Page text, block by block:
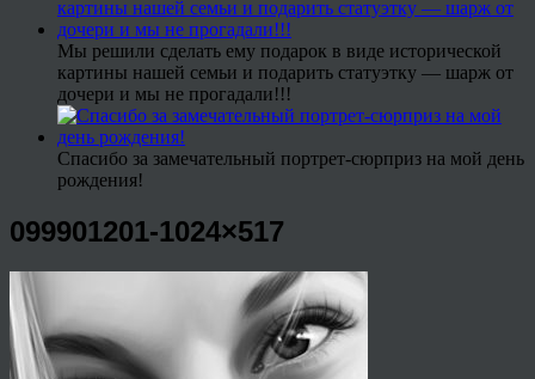
Мы решили сделать ему подарок в виде исторической
картины нашей семьи и подарить статуэтку — шарж от
дочери и мы не прогадали!!!
Спасибо за замечательный портрет-сюрприз на мой день
рождения!
099901201-1024×517